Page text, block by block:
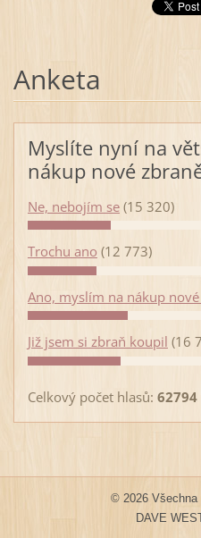
Anketa
Myslíte nyní na
nákup nové
Ne, nebojím se (15 320)
Trochu ano (12 773)
Ano, myslím na nákup
Již jsem si zbraň koupil (16
Celkový počet hlasů: 62794
© 2026 Všechna
DAVE